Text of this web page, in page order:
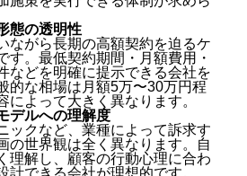
態の透明性
ながら長期の高額契約を迫るケ
す。最低契約期間・月額費用・
などを明確に提示できる会社を
的な相場は月額5万〜30万円程
によって大きく異なります。
デルへの理解度
ックなど、業種によって訴求す
の世界観は全く異なります。自
理解し、顧客の行動心理に合わ
計できる会社が理想的です。